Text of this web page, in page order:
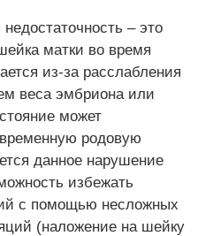
– это
матки во время
из-за расслабления
веса эмбриона или
может
родовую
данное нарушение
избежать
с помощью несложных
(наложение на шейку